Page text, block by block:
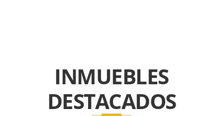
INMUEBLES
DESTACADOS